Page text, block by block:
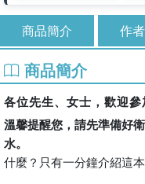
商品簡介 作
商品簡介
各位先生、女士，歡迎
溫馨提醒您，請先準備好
水。
什麼？只有一分鐘介紹這